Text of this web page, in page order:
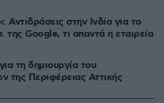
Αντιδράσεις στην Ινδία για το
Google, τι απαντά η εταιρεία
τη δημιουργία του
της Περιφέρειας Αττικής